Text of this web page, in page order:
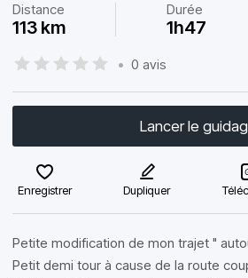
Distance
113 km
Durée
1h47
• 0 avis
Lancer le
Enregistrer Dupliquer
Petite modification de mon trajet "
Petit demi tour à cause de la route